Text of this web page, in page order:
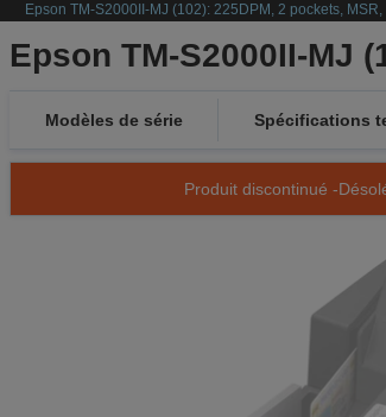
Epson TM-S2000II-MJ (102): 225DPM, 2 pockets, MSR,
Epson TM-S2000II-MJ
Modèles de série Spécifications
Produit discontinué -